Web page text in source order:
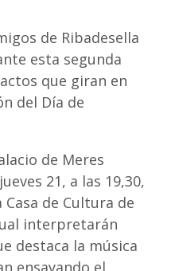
de Ribadesella
esta segunda
que giran en
del Día de
de Meres
21, a las 19,30,
de Cultura de
interpretarán
destaca la música
ensayando el